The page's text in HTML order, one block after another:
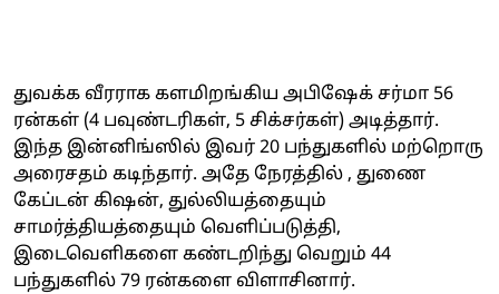
துவக்க வீரராக களமிறங்கிய அபிஷேக் சர்மா 56
ரன்கள் (4 பவுண்டரிகள், 5 சிக்சர்கள்) அடித்தார்.
இந்த இன்னிங்ஸில் இவர் 20 பந்துகளில் மற்றொரு
அரைசதம் கடிந்தார். அதே நேரத்தில் , துணை
கேப்டன் கிஷன், துல்லியத்தையும்
சாமர்த்தியத்தையும் வெளிப்படுத்தி,
இடைவெளிகளை கண்டறிந்து வெறும் 44
பந்துகளில் 79 ரன்களை விளாசினார்.